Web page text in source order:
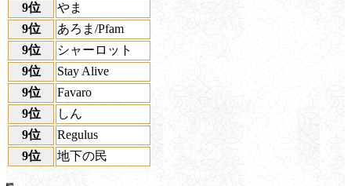
9位
やま
9位
あろま/Pfam
9位
シャーロット
9位
Stay Alive
9位
Favaro
9位
しん
9位
Regulus
9位
地下の民